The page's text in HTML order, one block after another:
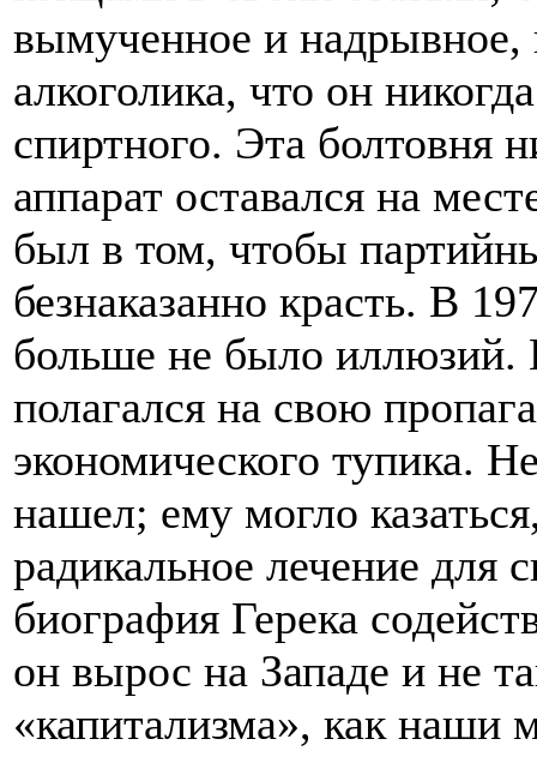
вымученное и надрывное,
алкоголика, что он
спиртного. Эта болтовня
аппарат оставался на
был в том, чтобы
безнаказанно красть. В
больше не было иллюзий.
полагался на свою
экономического тупика.
нашел; ему могло
радикальное лечение для
биография Герека
он вырос на Западе и не
«капитализма», как наши